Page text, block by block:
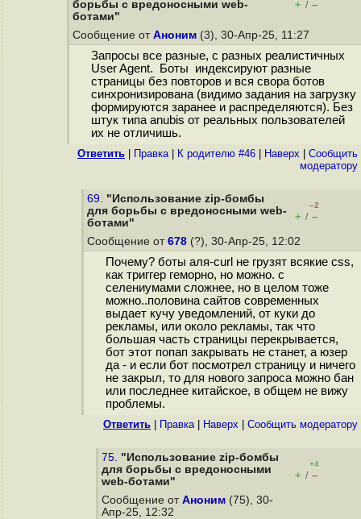
борьбы с вредоносными web-
ботами"
+ / –
Сообщение от Аноним (3), 30-Апр-25, 11:27
Запросы все разные, с разных реалистичных
User Agent. Боты индексируют разные
страницы без повторов и вся свора ботов
синхронизирована (видимо задания на загрузку
формируются заранее и распределяются). Без
штук типа anubis от реальных пользователей
их не отличишь.
Ответить Правка| К родителю #46 Наверх
Cообщить
модератору
69. "Использование zip-бомбы
для борьбы с вредоносными web-
ботами"
–2
+ / –
Сообщение от 678 (?), 30-Апр-25, 12:02
Почему? боты аля-curl не грузят всякие css,
как триггер геморно, но можно. с
селениумами сложнее, но в целом тоже
можно..половина сайтов современных
выдает кучу уведомлений, от куки до
рекламы, или около рекламы, так что
большая часть страницы перекрывается,
бот этот попап закрывать не станет, а юзер
да - и если бот посмотрел страницу и ничего
не закрыл, то для нового запроса можно бан
или последнее китайское, в общем не вижу
проблемы.
Ответить Правка| Наверх Cообщить модератору
75. "Использование zip-бомбы
для борьбы с вредоносными
web-ботами"
+4
+ / –
Сообщение от Аноним (75), 30-
Апр-25, 12:32